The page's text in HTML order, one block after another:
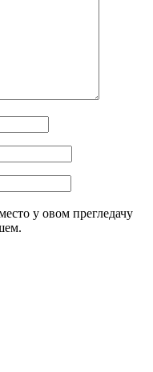
у овом прегледачу